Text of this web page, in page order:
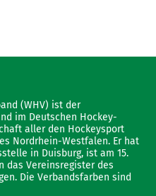
(WHV) ist der
im Deutschen Hockey-
aller den Hockeysport
Nordrhein-Westfalen. Er hat
in Duisburg, ist am 15.
das Vereinsregister des
Die Verbandsfarben sind